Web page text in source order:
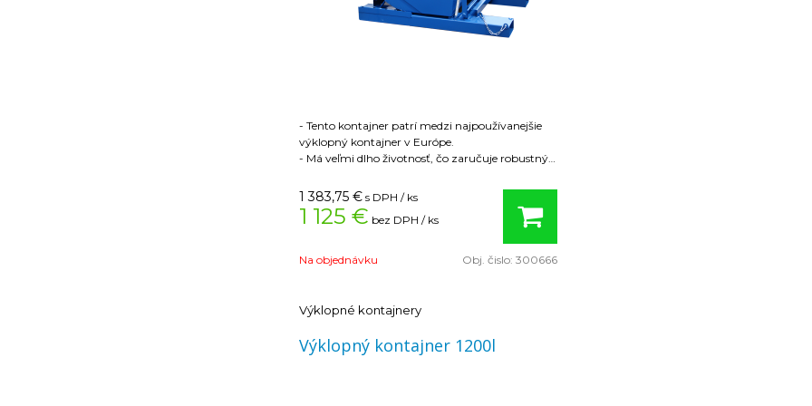
- Tento kontajner patrí medzi najpoužívanejšie
výklopný kontajner v Európe.
- Má veľmi dlho životnosť, čo zaručuje robustný
- Proces vyklápania sa uskutočňuje pomocou
lanka z miesta vodiča vysokozvižného vozíka.
- nepojazdný
Technické dáta:
600l:
1 383,75 € s DPH / ks
1 125 € bez DPH / ks
Na objednávku Obj. čislo: 300666
Výklopné kontajnery
Výklopný kontajner 1200l